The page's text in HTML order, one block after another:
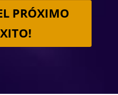
PRÓXIMO